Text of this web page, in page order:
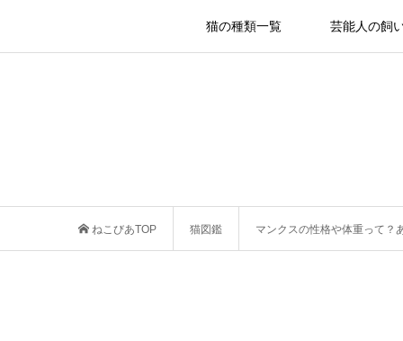
猫の種類一覧 芸能人の飼
ねこびあTOP 猫図鑑 マンクスの性格や体重って？